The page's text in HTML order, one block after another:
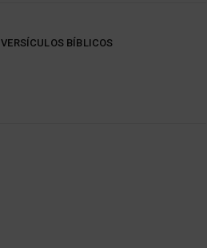
VERSÍCULOS BÍBLICOS